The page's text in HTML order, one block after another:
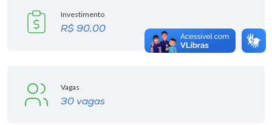
Investimento
R$ 90,00
Vagas
30 vagas